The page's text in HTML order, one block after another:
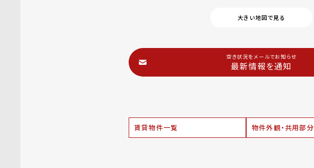
大きい地図で見る
空き状況をメールでお知らせ
最新情報を通知
賃貸物件一覧 物件外観・共用部分